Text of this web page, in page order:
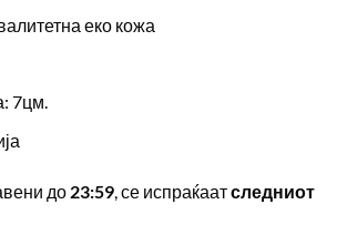
еко кожа
7цм.
до 23:59 , се испраќаатследниот